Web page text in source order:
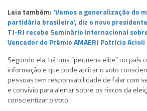
Leia também:‘Vemos a generalização do
partidária brasileira’, diz o novo presidente
TJ-RJ recebe Seminário Internacional
Vencedor do Prêmio AMAERJ Patrícia
Segundo ela, há uma “pequena elite” no país
informação e que pode aplicar o voto
pessoas tem responsabilidade de falar com
e convívio para alertar sobre os riscos da
conscientizar o voto.